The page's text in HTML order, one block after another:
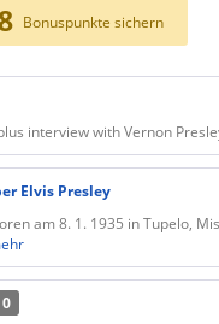
Bonuspunkte sichern
interview with Vernon
Elvis Presley
am 8. 1. 1935 in Tupelo,
0